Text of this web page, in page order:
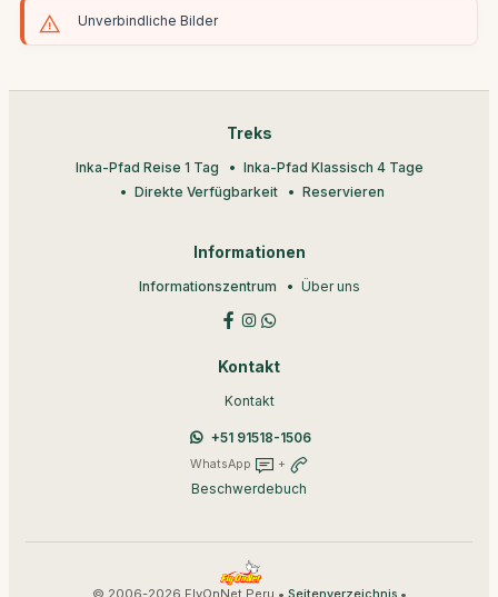
Unverbindliche Bilder
Treks
Inka-Pfad Reise 1 Tag
Inka-Pfad Klassisch 4 Tage
Direkte Verfügbarkeit
Reservieren
Informationen
Informationszentrum Über uns
Kontakt
Kontakt
+51 91518-1506
WhatsApp +
Beschwerdebuch
© 2006-2026 FlyOnNet Peru • •